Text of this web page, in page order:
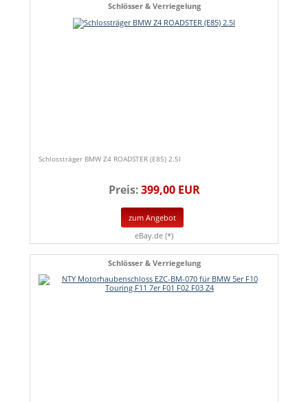
Schlösser & Verriegelung
Schlossträger BMW Z4 ROADSTER (E85) 2.5I
Preis:399,00 EUR
zum Angebot
eBay.de (*)
Schlösser & Verriegelung